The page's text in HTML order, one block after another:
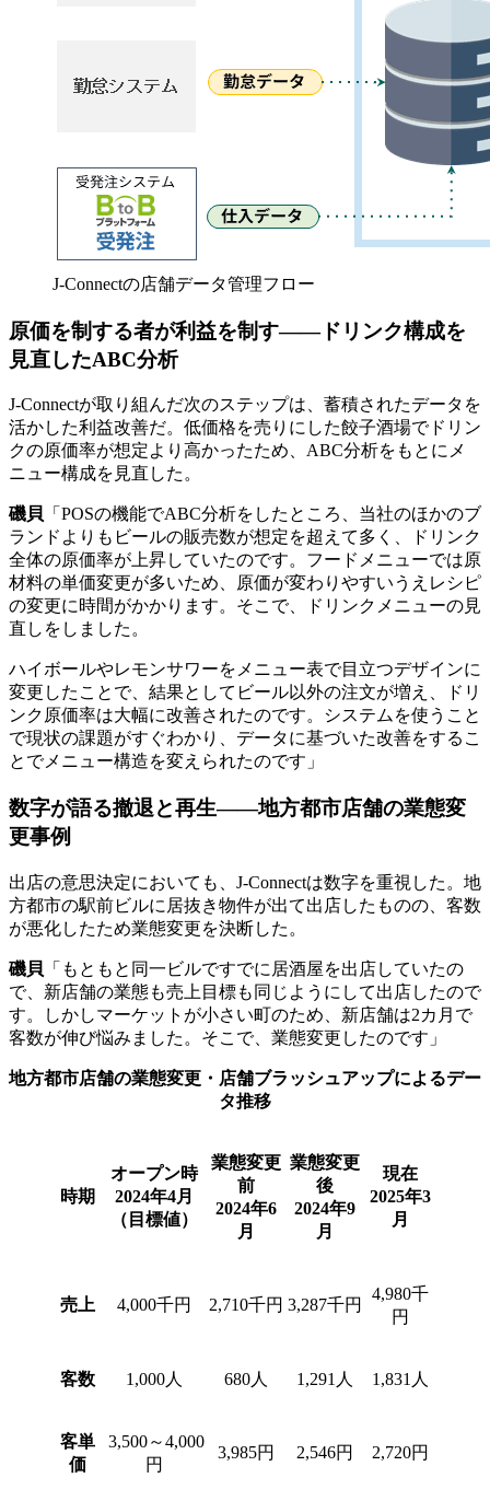
J-Connectの店舗データ管理フロー
原価を制する者が利益を制す――ドリンク構成を
見直したABC分析
J-Connectが取り組んだ次のステップは、蓄積されたデータを
活かした利益改善だ。低価格を売りにした餃子酒場でドリン
クの原価率が想定より高かったため、ABC分析をもとにメ
ニュー構成を見直した。
磯貝 「POSの機能でABC分析をしたところ、当社のほかのブ
ランドよりもビールの販売数が想定を超えて多く、ドリンク
全体の原価率が上昇していたのです。フードメニューでは原
材料の単価変更が多いため、原価が変わりやすいうえレシピ
の変更に時間がかかります。そこで、ドリンクメニューの見
直しをしました。
ハイボールやレモンサワーをメニュー表で目立つデザインに
変更したことで、結果としてビール以外の注文が増え、ドリ
ンク原価率は大幅に改善されたのです。システムを使うこと
で現状の課題がすぐわかり、データに基づいた改善をするこ
とでメニュー構造を変えられたのです」
数字が語る撤退と再生――地方都市店舗の業態変
更事例
出店の意思決定においても、J-Connectは数字を重視した。地
方都市の駅前ビルに居抜き物件が出て出店したものの、客数
が悪化したため業態変更を決断した。
磯貝 「もともと同一ビルですでに居酒屋を出店していたの
で、新店舗の業態も売上目標も同じようにして出店したので
す。しかしマーケットが小さい町のため、新店舗は2カ月で
客数が伸び悩みました。そこで、業態変更したのです」
地方都市店舗の業態変更・店舗ブラッシュアップによるデー
タ推移
時期
オープン時
2024年4月
（目標値）
業態変更
前
2024年6
月
業態変更
後
2024年9
月
現在
2025年3
月
売上 4,000千円 2,710千円 3,287千円
4,980千
円
客数 1,000人 680人 1,291人 1,831人
客単
価
3,500～4,000
円
3,985円 2,546円 2,720円